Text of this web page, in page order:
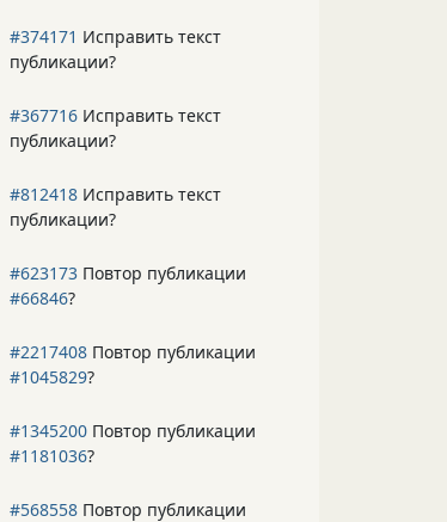
#374171 Исправить текст
публикации?
#367716 Исправить текст
публикации?
#812418 Исправить текст
публикации?
#623173 Повтор публикации
#66846?
#2217408 Повтор публикации
#1045829?
#1345200 Повтор публикации
#1181036?
#568558 Повтор публикации